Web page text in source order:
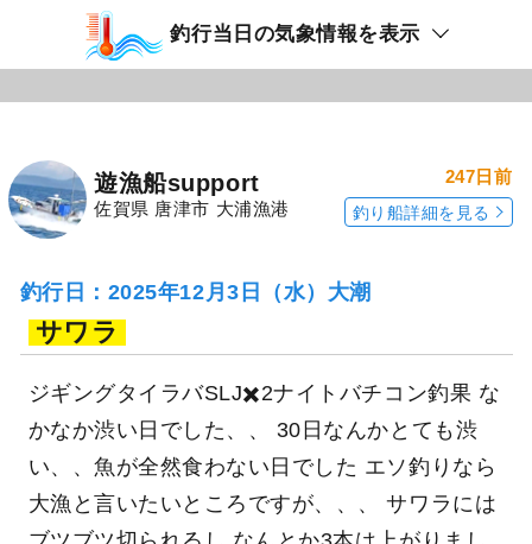
釣行当日の気象情報を表示
遊漁船support
佐賀県 唐津市 大浦漁港
247日前
釣り船詳細を見る
釣行日：2025年12月3日（水）大潮
サワラ
ジギングタイラバSLJ✖️2ナイトバチコン釣果 な
かなか渋い日でした、、 30日なんかとても渋
い、、魚が全然食わない日でした エソ釣りなら
大漁と言いたいところですが、、、 サワラには